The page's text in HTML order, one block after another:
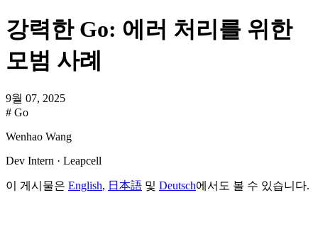
강력한 Go: 에러 처리를 위한
모범 사례
9월 07, 2025
# Go
Wenhao Wang
Dev Intern · Leapcell
이 게시물은 English, 日本語 및 Deutsch에서도 볼 수 있습니다.